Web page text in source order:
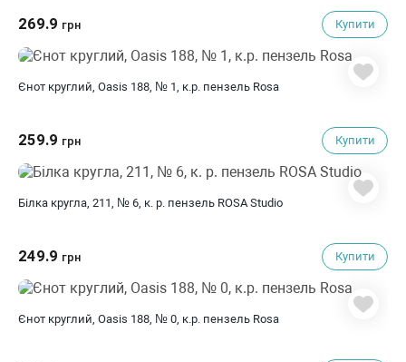
269.9 грн Купити
Єнот круглий, Oasis 188, № 1, к.р. пензель Rosa
259.9 грн Купити
Білка кругла, 211, № 6, к. р. пензель ROSA Studio
249.9 грн Купити
Єнот круглий, Oasis 188, № 0, к.р. пензель Rosa